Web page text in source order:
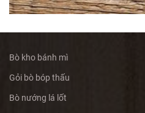
Bò kho bánh mì
Gỏi bò bóp thấu
Bò nướng lá lốt